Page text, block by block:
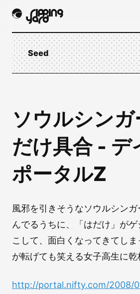
Seed
ソウルシンガ
だけ具合 - デ
ポータルZ
風邪を引きそうなソウルシン
んでるうちに、「はだけ」が
こして、面白くなってきてし
が転げても笑える女子高生に乾
http://portal.nifty.com/2008/